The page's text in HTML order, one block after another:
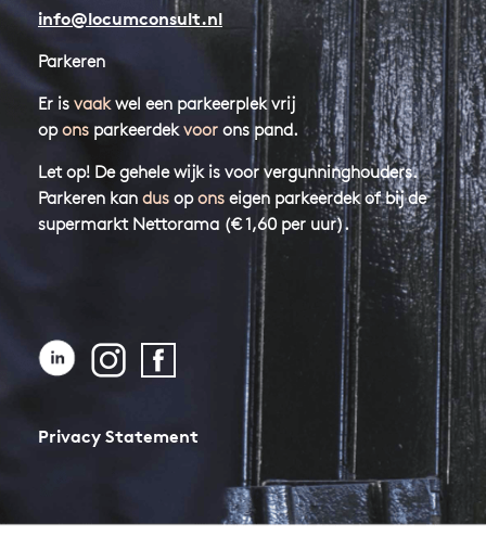
info@locumconsult.nl
Parkeren
Er is vaakwel een parkeerplek vrij
opons parkeerdekvoor ons pand.
Let op! De gehele wijk is voor vergunninghouders.
Parkeren kan dus opons eigen parkeerdek of bij de
supermarkt Nettorama (€ 1,60 per uur).
Privacy Statement